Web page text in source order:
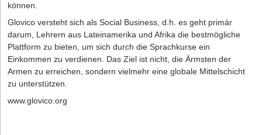
können.
Glovico versteht sich als Social Business, d.h. es geht primär
darum, Lehrern aus Lateinamerika und Afrika die bestmögliche
Plattform zu bieten, um sich durch die Sprachkurse ein
Einkommen zu verdienen. Das Ziel ist nicht, die Ärmsten der
Armen zu erreichen, sondern vielmehr eine globale Mittelschicht
zu unterstützen.
www.glovico.org